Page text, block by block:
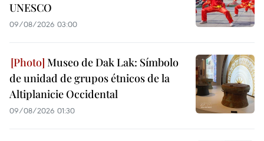
UNESCO
09/08/2026 03:00
Museo de Dak Lak: Símbolo
de unidad de grupos étnicos de la
Altiplanicie Occidental
09/08/2026 01:30